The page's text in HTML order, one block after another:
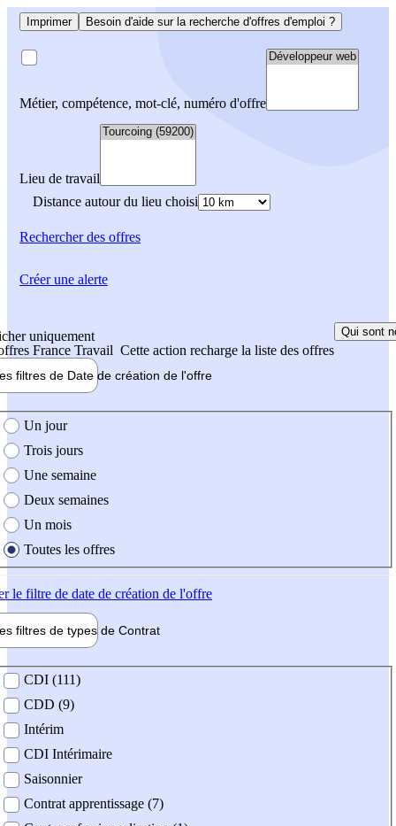
Imprimer Besoin d'aide sur la recherche d'offres d'emploi ?
Métier, compétence, mot-clé, numéro d'offre
Lieu de travail
Distance autour du lieu choisi
Rechercherdes offres
uniquement
France Travail Cette action recharge la liste des offres
Qui sont
filtres de Date de création de l'offre
création de l'offre
Un jour
Trois jours
Une semaine
Deux semaines
Un mois
Toutes les offres
le filtre de date de création de l'offre
filtres de types de Contrat
contrat
CDI (111)
CDD (9)
Intérim
CDI Intérimaire
Saisonnier
Contrat apprentissage (7)
Créer une alerte